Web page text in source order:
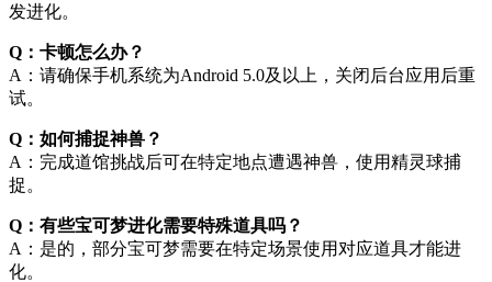
发进化。
Q：卡顿怎么办？
A：请确保手机系统为Android 5.0及以上，关闭后台应用后重
试。
Q：如何捕捉神兽？
A：完成道馆挑战后可在特定地点遭遇神兽，使用精灵球捕
捉。
Q：有些宝可梦进化需要特殊道具吗？
A：是的，部分宝可梦需要在特定场景使用对应道具才能进
化。